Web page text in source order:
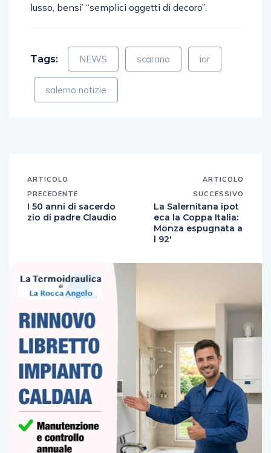
lusso, bensi’ “semplici oggetti di decoro”.
Tags: NEWS scarano ior
salerno notizie
ARTICOLO
PRECEDENTE
I 50 anni di sacerdo
zio di padre Claudio
ARTICOLO
SUCCESSIVO
La Salernitana ipot
eca la Coppa Italia:
Monza espugnata a
l 92′